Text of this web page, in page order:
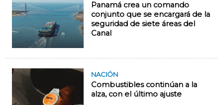
Panamá crea un comando
conjunto que se encargará de la
seguridad de siete áreas del
Canal
NACIÓN
Combustibles continúan a la
alza, con el último ajuste